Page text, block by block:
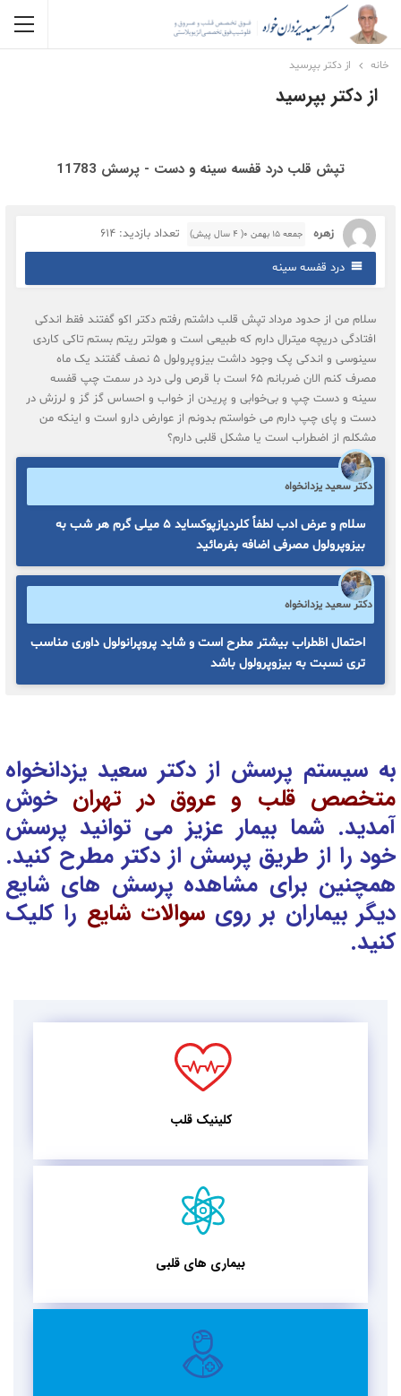
خانه از دکتر بپرسید
از دکتر بپرسید
تپش قلب درد قفسه سینه و دست - پرسش 11783
زهره جمعه ۱۵ بهمن ۰( 4 سال پیش) تعداد بازدید: 614
درد قفسه سینه
سلام من از حدود مرداد تپش قلب داشتم رفتم دکتر اکو گفتند فقط اندکی
افتادگی دریچه میترال دارم که طبیعی است و هولتر ریتم بستم تاکی کاردی
سینوسی و اندکی پک وجود داشت بیزوپرولول 5 نصف گفتند یک ماه
مصرف کنم الان ضربانم 65 است با قرص ولی درد در سمت چپ قفسه
سینه و دست چپ و بی‌خوابی و پریدن از خواب و احساس گز گز و لرزش در
دست و پای چپ دارم می خواستم بدونم از عوارض دارو است و اینکه من
مشکلم از اضطراب است یا مشکل قلبی دارم؟
دکتر سعید یزدانخواه
سلام و عرض ادب لطفاً کلردیازپوکساید ۵ میلی گرم هر شب به
بیزوپرولول مصرفی اضافه بفرمائید
دکتر سعید یزدانخواه
احتمال اظطراب بیشتر مطرح است و شاید پروپرانولول داوری مناسب
تری نسبت به بیزوپرولول باشد
به سیستم پرسش از دکتر سعید یزدانخواه
متخصص قلب و عروق در تهران خوش
آمدید. شما بیمار عزیز می توانید پرسش
خود را از طریق پرسش از دکتر مطرح کنید.
همچنین برای مشاهده پرسش های شایع
دیگر بیماران بر روی سوالات شایع را کلیک
کنید.
کلینیک قلب
بیماری های قلبی